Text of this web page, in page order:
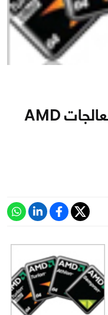
نظرة على جيل Griffin لمعالجات AMD